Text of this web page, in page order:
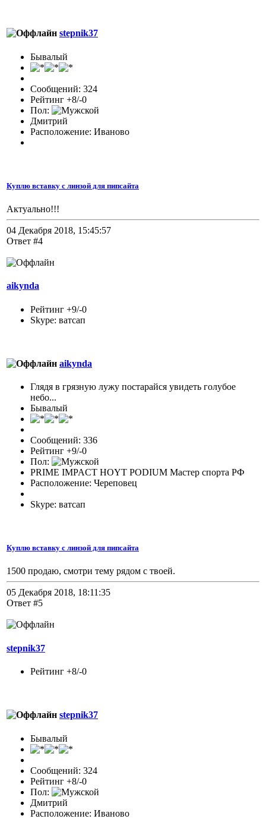
stepnik37
Бывалый
Сообщений: 324
Рейтинг +8/-0
Пол:
Дмитрий
Расположение: Иваново
Куплю вставку с линзой для пипсайта
Актуально!!!
04 Декабря 2018, 15:45:57
Ответ #4
aikynda
Рейтинг +9/-0
Skype: ватсап
aikynda
Глядя в грязную лужу постарайся увидеть голубое
небо...
Бывалый
Сообщений: 336
Рейтинг +9/-0
Пол:
PRIME IMPACT HOYT PODIUM Мастер спорта РФ
Расположение: Череповец
Skype: ватсап
Куплю вставку с линзой для пипсайта
1500 продаю, смотри тему рядом с твоей.
05 Декабря 2018, 18:11:35
Ответ #5
stepnik37
Рейтинг +8/-0
stepnik37
Бывалый
Сообщений: 324
Рейтинг +8/-0
Пол:
Дмитрий
Расположение: Иваново